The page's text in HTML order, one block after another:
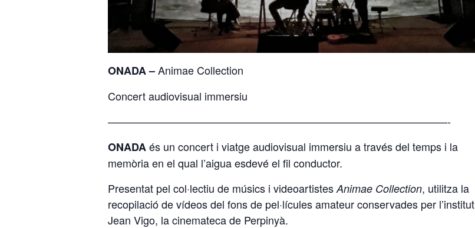
ONADA –Animae Collection
Concert audiovisual immersiu
————————————————————————————————-
ONADAés un concert i viatge audiovisual immersiu a través del temps i la
memòria en el qual l’aigua esdevé el fil conductor.
Presentat pel col·lectiu de músics i videoartistes Animae Collection, utilitza la
recopilació de vídeos del fons de pel·lícules amateur conservades per l’institut
Jean Vigo, la cinemateca de Perpinyà.